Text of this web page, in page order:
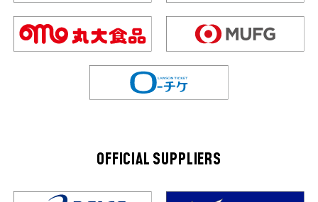
OFFICIAL SUPPLIERS